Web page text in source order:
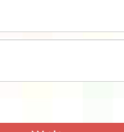
計畫」